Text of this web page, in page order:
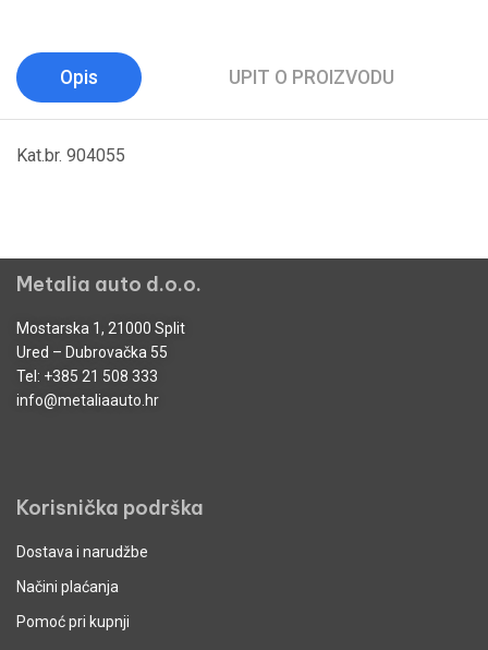
Opis UPIT O PROIZVODU
Kat.br. 904055
Metalia auto d.o.o.
Mostarska 1, 21000 Split
Ured – Dubrovačka 55
Tel: +385 21 508 333
info@metaliaauto.hr
Korisnička podrška
Dostava i narudžbe
Načini plaćanja
Pomoć pri kupnji